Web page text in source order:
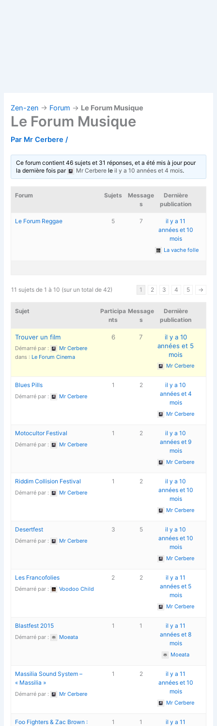
Zen-zen → Forum → Le Forum Musique
Le Forum Musique
Par Mr Cerbere/
Ce forum contient 46 sujets et 31 réponses, et a été mis à jour pour
la dernière fois par
Mr Cerberele il y a 10 années et 4 mois.
Forum Sujets
Message
s
Dernière
publication
Le Forum Reggae 5 7
il y a 11
années et 10
mois
La vache folle
11 sujets de 1 à 10 (sur un total de 42) 1 2 3 4 5 →
Sujet
Participa
nts
Message
s
Dernière
publication
Trouver un film
Démarré par :
Mr Cerbere
dans : Le Forum Cinema
6 7
il y a 10
années et 5
mois
Mr Cerbere
Blues Pills
Démarré par : Mr Cerbere
1 2
il y a 10
années et 4
mois
Mr Cerbere
Motocultor Festival
Démarré par : Mr Cerbere
1 2
il y a 10
années et 9
mois
Mr Cerbere
Riddim Collision Festival
Démarré par : Mr Cerbere
1 2
il y a 10
années et 10
mois
Mr Cerbere
Desertfest
Démarré par : Mr Cerbere
3 5
il y a 10
années et 10
mois
Mr Cerbere
Les Francofolies
Démarré par : Voodoo Child
2 2
il y a 11
années et 5
mois
Mr Cerbere
Blastfest 2015
Démarré par : Moeata
1 1
il y a 11
années et 8
mois
Moeata
Massilia Sound System –
« Massilia »
Démarré par : Mr Cerbere
1 2
il y a 11
années et 10
mois
Mr Cerbere
Foo Fighters & Zac Brown :
1 1
il y a 11